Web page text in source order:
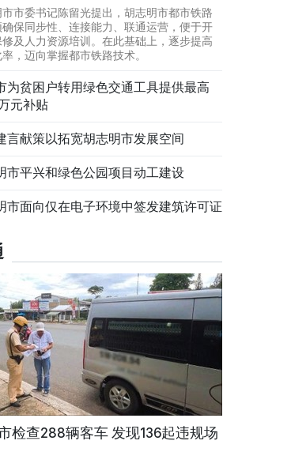
市委书记陈留光提出，胡志明市都市铁路
确保同步性、连接能力、联通运营，便于开
修及人力资源培训。在此基础上，逐步提高
，迈向掌握都市铁路技术。
为贫困户转用绿色交通工具提供最高
元补贴
言献策以拓宽胡志明市发展空间
市平兴和绿色公园项目动工建设
市面向仅在电子环境中签发建筑许可证
检查288辆客车 发现136起违规场